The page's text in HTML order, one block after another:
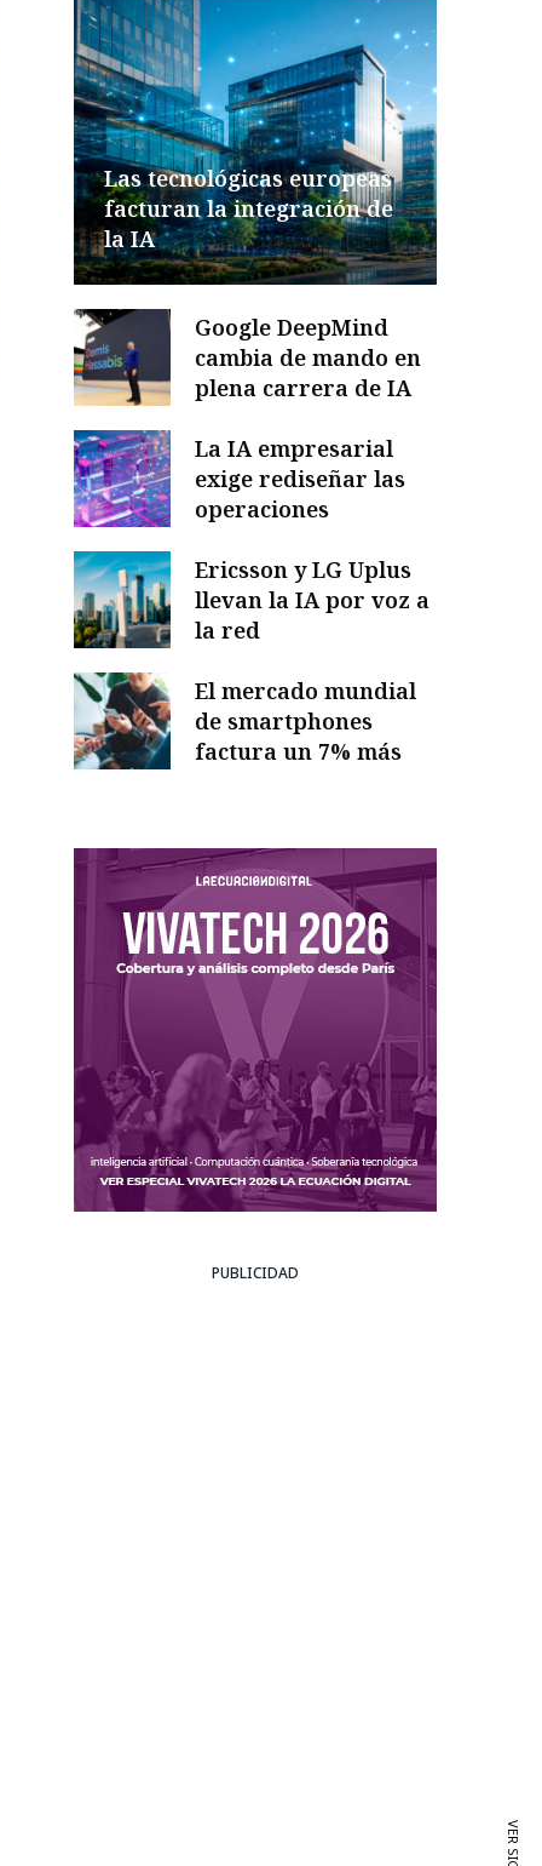
Las tecnológicas europeas
facturan la integración de
la IA
Google DeepMind
cambia de mando en
plena carrera de IA
La IA empresarial
exige rediseñar las
operaciones
Ericsson y LG Uplus
llevan la IA por voz a
la red
El mercado mundial
de smartphones
factura un 7% más
PUBLICIDAD